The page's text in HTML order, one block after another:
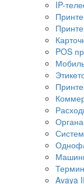
IP-
POS
Avaya